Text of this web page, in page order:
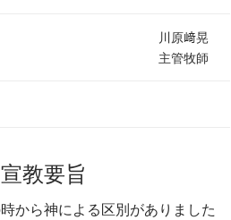
川原﨑晃
主管牧師
宣教要旨
から神による区別がありました